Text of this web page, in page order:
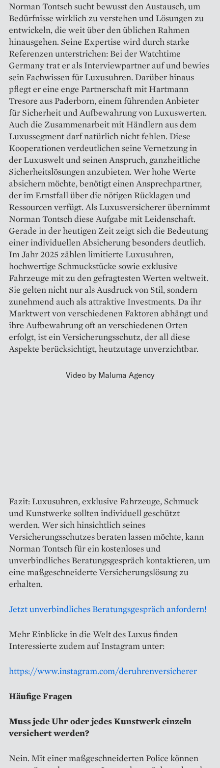
Norman Tontsch sucht bewusst den Austausch, um
Bedürfnisse wirklich zu verstehen und Lösungen zu
entwickeln, die weit über den üblichen Rahmen
hinausgehen. Seine Expertise wird durch starke
Referenzen unterstrichen: Bei der Watchtime
Germany trat er als Interviewpartner auf und bewies
sein Fachwissen für Luxusuhren. Darüber hinaus
pflegt er eine enge Partnerschaft mit Hartmann
Tresore aus Paderborn, einem führenden Anbieter
für Sicherheit und Aufbewahrung von Luxuswerten.
Auch die Zusammenarbeit mit Händlern aus dem
Luxussegment darf natürlich nicht fehlen. Diese
Kooperationen verdeutlichen seine Vernetzung in
der Luxuswelt und seinen Anspruch, ganzheitliche
Sicherheitslösungen anzubieten. Wer hohe Werte
absichern möchte, benötigt einen Ansprechpartner,
der im Ernstfall über die nötigen Rücklagen und
Ressourcen verfügt. Als Luxusversicherer übernimmt
Norman Tontsch diese Aufgabe mit Leidenschaft.
Gerade in der heutigen Zeit zeigt sich die Bedeutung
einer individuellen Absicherung besonders deutlich.
Im Jahr 2025 zählen limitierte Luxusuhren,
hochwertige Schmuckstücke sowie exklusive
Fahrzeuge mit zu den gefragtesten Werten weltweit.
Sie gelten nicht nur als Ausdruck von Stil, sondern
zunehmend auch als attraktive Investments. Da ihr
Marktwert von verschiedenen Faktoren abhängt und
ihre Aufbewahrung oft an verschiedenen Orten
erfolgt, ist ein Versicherungsschutz, der all diese
Aspekte berücksichtigt, heutzutage unverzichtbar.
Video by Maluma Agency
Fazit: Luxusuhren, exklusive Fahrzeuge, Schmuck
und Kunstwerke sollten individuell geschützt
werden. Wer sich hinsichtlich seines
Versicherungsschutzes beraten lassen möchte, kann
Norman Tontsch für ein kostenloses und
unverbindliches Beratungsgespräch kontaktieren, um
eine maßgeschneiderte Versicherungslösung zu
erhalten.
Jetzt unverbindliches Beratungsgespräch anfordern!
Mehr Einblicke in die Welt des Luxus finden
Interessierte zudem auf Instagram unter:
https://www.instagram.com/deruhrenversicherer
Häufige Fragen
Muss jede Uhr oder jedes Kunstwerk einzeln
versichert werden?
Nein. Mit einer maßgeschneiderten Police können